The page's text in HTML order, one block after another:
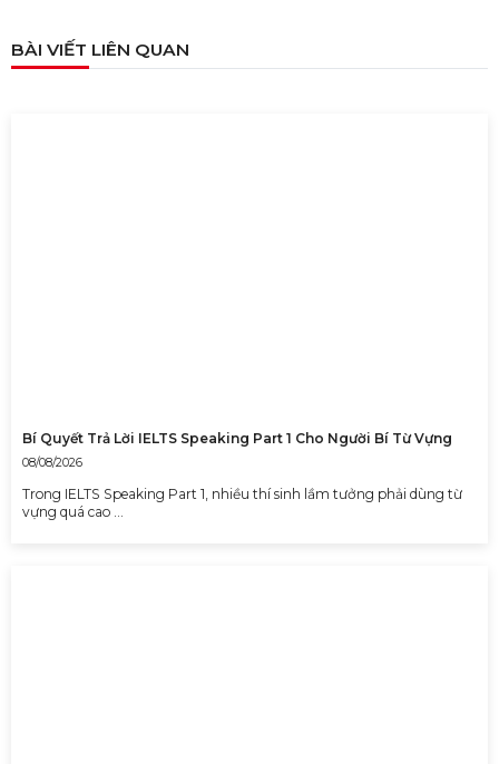
TỔNG HỢP 9 LOẠI LINKING WORDS THÔNG
DỤNG VÀ CÁCH VẬN DỤNG
BÀI VIẾT LIÊN QUAN
Bí Quyết Trả Lời IELTS Speaking Part 1 Cho Người Bí Từ Vựng
08/08/2026
Trong IELTS Speaking Part 1, nhiều thí sinh lầm tưởng phải dùng từ
vựng quá cao …